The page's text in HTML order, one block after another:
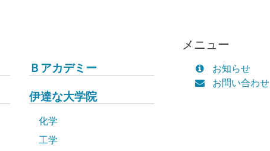
Ｂアカデミー
伊達な大学院
化学
工学
メニュー
お知らせ
お問い合わせ